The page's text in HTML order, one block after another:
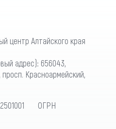
центр Алтайского края
адрес): 656043,
Красноармейский,
ОГРН